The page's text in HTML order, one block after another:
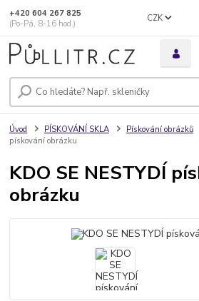
CZK
+420 604 267 825
(Po-Pá, 8-16 hod.)
Úvod PÍSKOVÁNÍ SKLA Pískování obrázků
pískování obrázku
KDO SE NESTYDÍ
obrázku